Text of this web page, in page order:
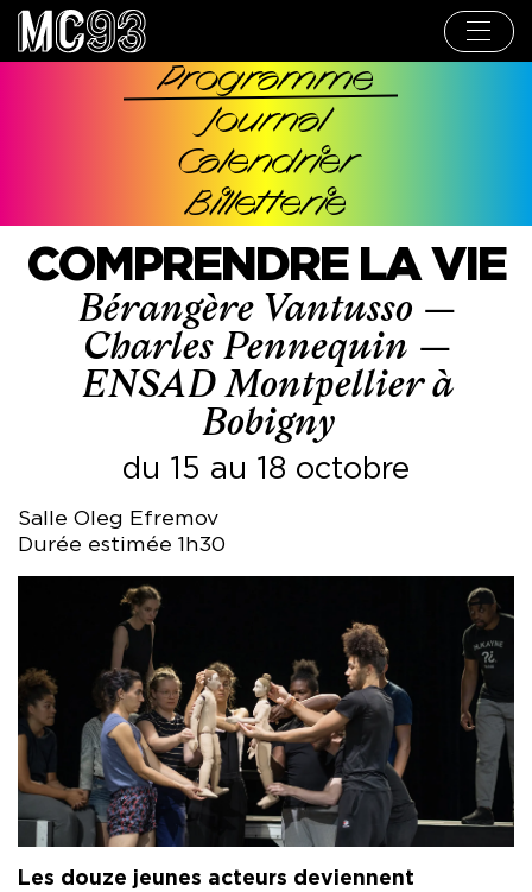
Aller
contenu
Navigation
Programme
Journal
Calendrier
Billetterie
COMPRENDRE LA VIE
Bérangère Vantusso —
Charles Pennequin —
ENSAD Montpellier à
Bobigny
du 15 au 18 octobre
Salle Oleg Efremov
Durée estimée 1h30
Les douze jeunes acteurs deviennent